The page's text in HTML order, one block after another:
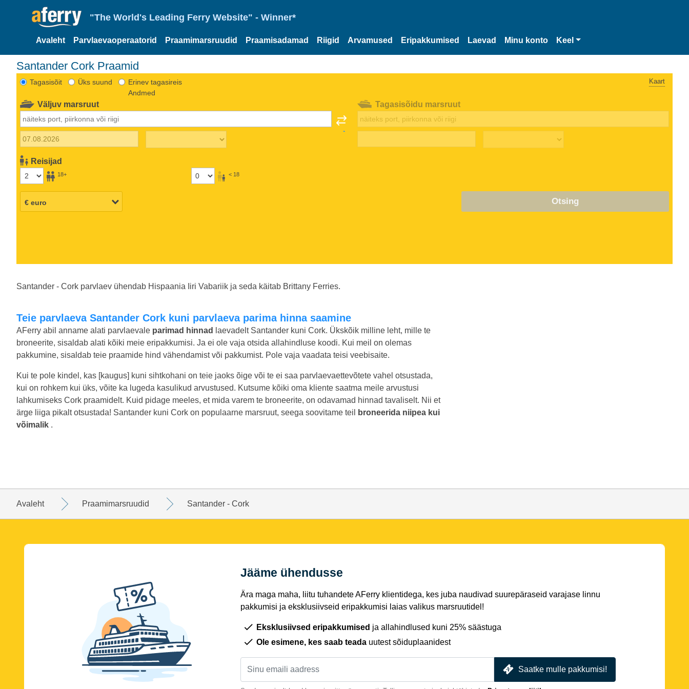
"The World's Leading Ferry Website" - Winner*
Avaleht Parvlaevaoperaatorid Praamimarsruudid Praamisadamad Riigid Arvamused Eripakkumised Laevad Minu konto Keel
Santander Cork Praamid
Tagasisõit Üks suund
Erinev tagasireis
Andmed
Kaart
Väljuv marsruut
Reisijad
18+ < 18
Tagasisõidu marsruut
Otsing
Santander - Cork parvlaev ühendab Hispaania Iiri Vabariik ja seda käitab Brittany Ferries.
Teie parvlaeva Santander Cork kuni parvlaeva parima hinna saamine
AFerry abil anname alati parvlaevale parimad hinnad
laevadelt Santander kuni Cork. Ükskõik milline leht, mille te
broneerite, sisaldab alati kõiki meie eripakkumisi. Ja ei ole vaja otsida allahindluse koodi. Kui meil on olemas
pakkumine, sisaldab teie praamide hind vähendamist või pakkumist. Pole vaja vaadata teisi veebisaite.
Kui te pole kindel, kas [kaugus] kuni sihtkohani on teie jaoks õige või te ei saa parvlaevaettevõtete vahel otsustada,
kui on rohkem kui üks, võite ka lugeda kasulikud arvustused. Kutsume kõiki oma kliente saatma meile arvustusi
lahkumiseks Cork praamidelt. Kuid pidage meeles, et mida varem te broneerite, on odavamad hinnad tavaliselt. Nii et
ärge liiga pikalt otsustada! Santander kuni Cork on populaarne marsruut, seega soovitame teil
broneerida niipea kui
võimalik .
Avaleht Praamimarsruudid Santander - Cork
Jääme ühendusse
Ära maga maha, liitu tuhandete AFerry klientidega, kes juba naudivad suurepäraseid varajase linnu
pakkumisi ja eksklusiivseid eripakkumisi laias valikus marsruutidel!
Eksklusiivsed eripakkumised ja allahindlused kuni 25% säästuga
Ole esimene, kes saab teada uutest sõiduplaanidest
Saatke mulle pakkumisi!